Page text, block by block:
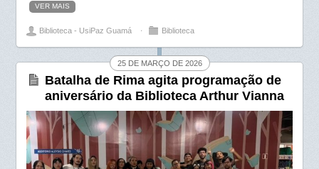
c
e
o
o
k
t
A
p
p
e
VER MAIS
Biblioteca - UsiPaz Guamá ⋅ Biblioteca
25 DE MARÇO DE 2026
Batalha de Rima agita programação de
aniversário da Biblioteca Arthur Vianna